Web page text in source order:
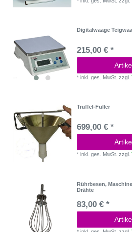
Digitalwaage
215,00 € *
*inkl. ges. MwSt. zzgl.
Trüffel-Füller
699,00 € *
*inkl. ges. MwSt. zzgl.
Rührbesen,
Drähte
83,00 € *